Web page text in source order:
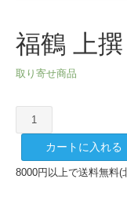
福鶴 上
取り寄せ商品
鶴
撰
カートに入れる
8000円以上で送料無料(